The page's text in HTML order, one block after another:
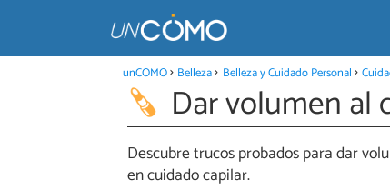
unCOMO Belleza Belleza y Cuidado Personal
Dar volumen al
Descubre trucos probados para dar
en cuidado capilar.